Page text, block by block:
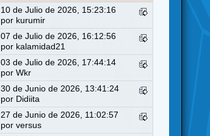
10 de Julio de 2026, 15:23:16
por kurumir
07 de Julio de 2026, 16:12:56
por kalamidad21
03 de Julio de 2026, 17:44:14
porWkr
30 de Junio de 2026, 13:41:24
por Didiita
27 de Junio de 2026, 11:02:57
porversus